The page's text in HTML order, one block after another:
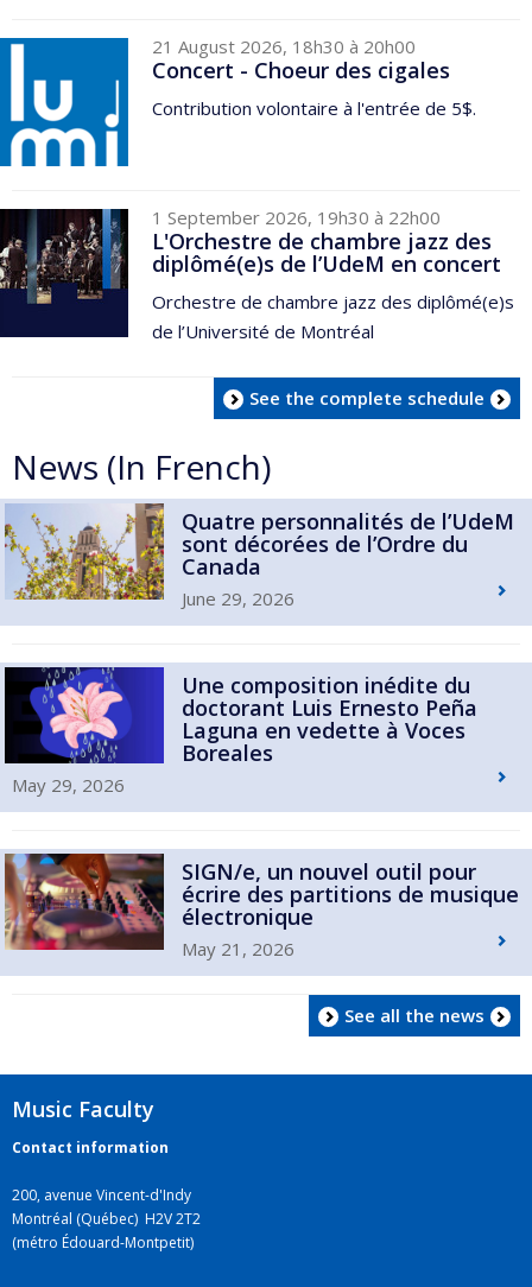
21 August 2026, 18h30 à 20h00
Concert - Choeur des cigales
Contribution volontaire à l'entrée de 5$.
1 September 2026, 19h30 à 22h00
L'Orchestre de chambre jazz des
diplômé(e)s de l’UdeM en concert
Orchestre de chambre jazz des diplômé(e)s
de l’Université de Montréal
See the complete schedule
News (In French)
Quatre personnalités de l’UdeM
sont décorées de l’Ordre du
Canada
June 29, 2026
Une composition inédite du
doctorant Luis Ernesto Peña
Laguna en vedette à Voces
Boreales
May 29, 2026
SIGN/e, un nouvel outil pour
écrire des partitions de musique
électronique
May 21, 2026
See all the news
Music Faculty
Contact information
200, avenue Vincent-d'Indy
Montréal (Québec) H2V 2T2
(métro Édouard-Montpetit)